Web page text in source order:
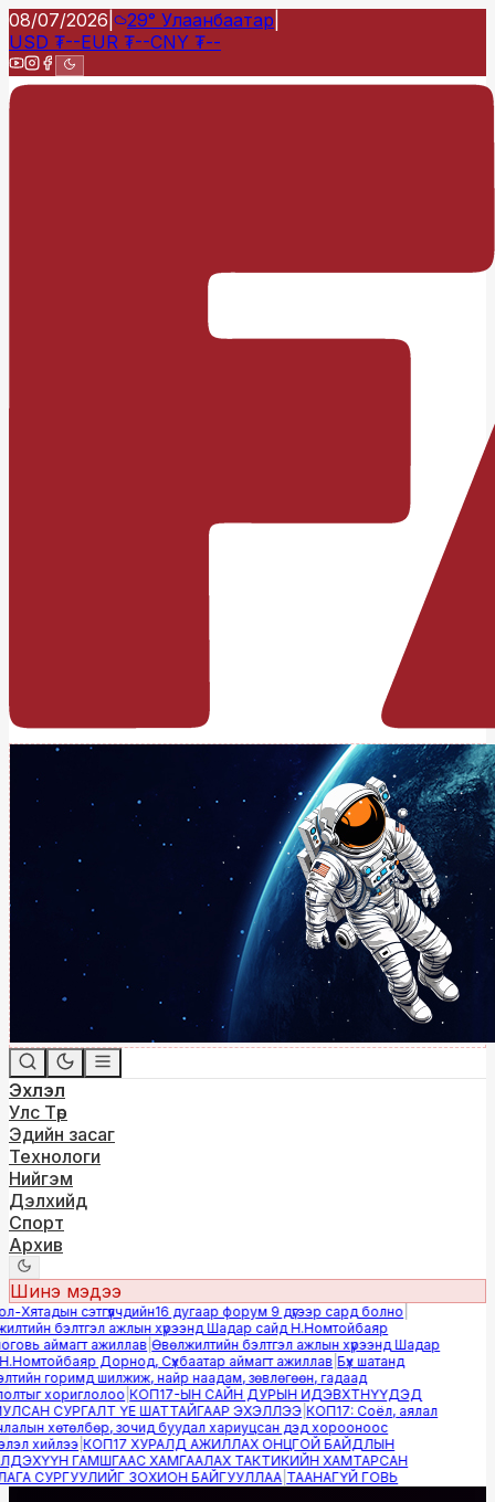
08/07/2026 29° Улаанбаатар
USD ₮--EUR ₮--CNY ₮--
Эхлэл
Улс Төр
Эдийн засаг
Технологи
Нийгэм
Дэлхийд
Спорт
Архив
Шинэ мэдээ
сэтгүүлчдийн16 дугаар форум 9 дүгээр сард болно|
бэлтгэл ажлын хүрээнд Шадар сайд Н.Номтойбаяр
аймагт ажиллав|Өвөлжилтийн бэлтгэл ажлын хүрээнд Шадар
Дорнод, Сүхбаатар аймагт ажиллав|Бүх шатанд
горимд шилжиж, найр наадам, зөвлөгөөн, гадаад
хориглолоо|КОП17-ЫН САЙН ДУРЫН ИДЭВХТНҮҮДЭД
СУРГАЛТ ҮЕ ШАТТАЙГААР ЭХЭЛЛЭЭ|КОП17: Соёл, аялал
хөтөлбөр, зочид буудал хариуцсан дэд хорооноос
хийлээ|КОП17 ХУРАЛД АЖИЛЛАХ ОНЦГОЙ БАЙДЛЫН
ГАМШГААС ХАМГААЛАХ ТАКТИКИЙН ХАМТАРСАН
СУРГУУЛИЙГ ЗОХИОН БАЙГУУЛЛАА|ТААНАГҮЙ ГОВЬ